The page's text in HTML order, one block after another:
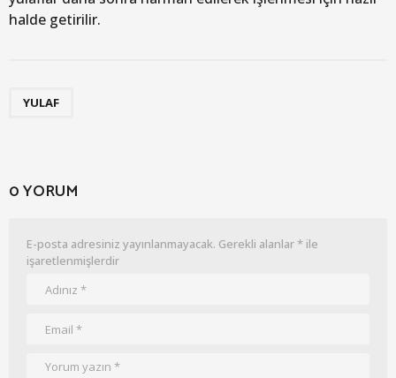
halde getirilir.
YULAF
0 YORUM
E-posta adresiniz yayınlanmayacak. Gerekli alanlar* ile
işaretlenmişlerdir